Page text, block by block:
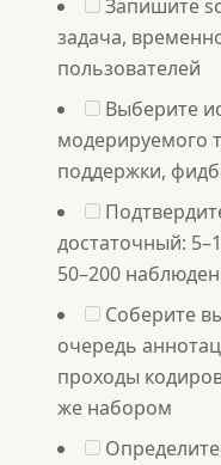
Запишите
задача,
пользователей
Выберите
модерируемого
поддержки,
достаточный:
50–200
Соберите
очередь
проходы
же набором